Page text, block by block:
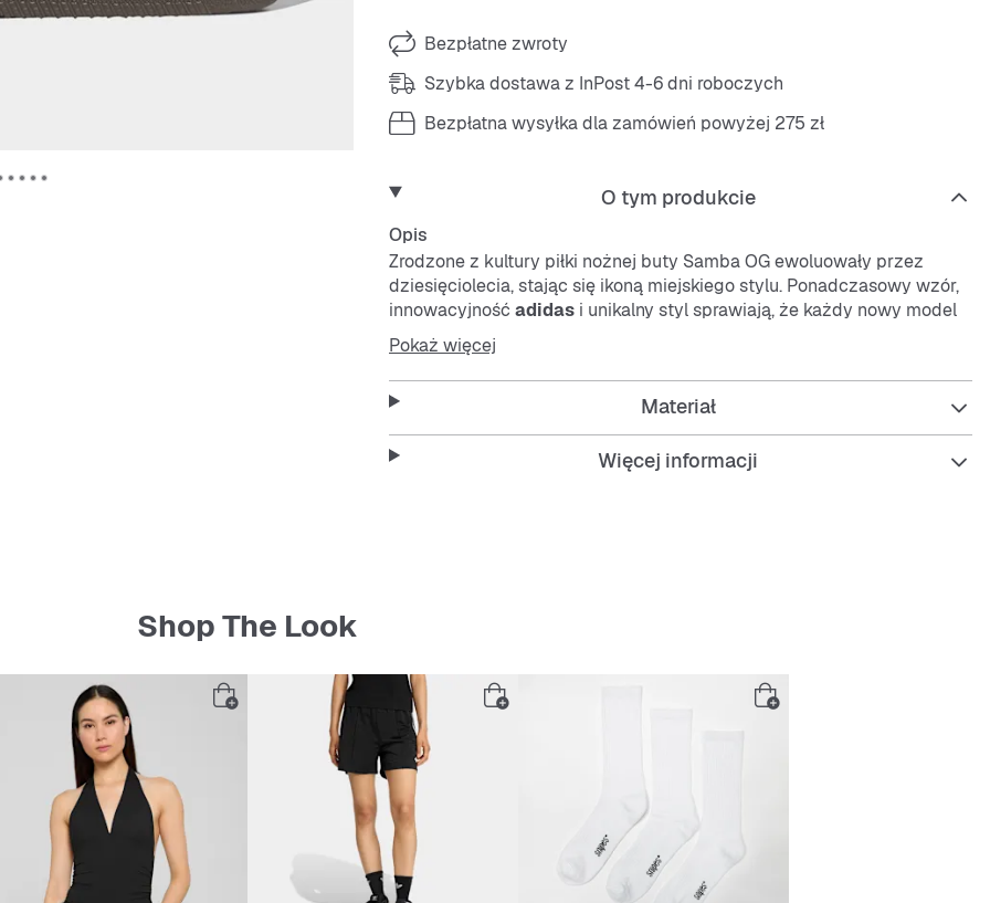
Bezpłatne zwroty
Szybka dostawa z InPost 4-6 dni roboczych
Bezpłatna wysyłka dla zamówień powyżej 275 zł
O tym produkcie
Opis
Zrodzone z kultury piłki nożnej buty Samba OG ewoluowały przez
dziesięciolecia, stając się ikoną miejskiego stylu. Ponadczasowy wzór,
innowacyjność adidas i unikalny styl sprawiają, że każdy nowy model
tych butów jest legendą samą w sobie.
Wierna swojemu dziedzictwu, niskoprofilowa sylwetka ma
charakterystyczną osłonę palców w kształcie litery T, ząbkowane 3
paski i kultowe wykończenie na podeszwie zewnętrznej. Cholewka
wykonana ze skóry wysokiej jakości zyskuje klasyczny styl za sprawą
Standardowe dopasowanie
Sznurowane
Nazwa Samba po panelu bocznym
Pokaż więcej
Materiał
Więcej informacji
Shop The Look